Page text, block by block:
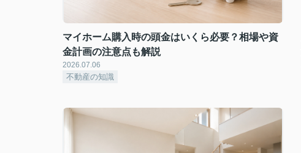
マイホーム購入時の頭金はいくら必要？相場や資
金計画の注意点も解説
2026.07.06
不動産の知識